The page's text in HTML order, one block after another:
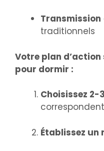
Transmission
traditionnels
Votre plan
pour dormir :
Choisissez 2-
correspondent
Établissez un